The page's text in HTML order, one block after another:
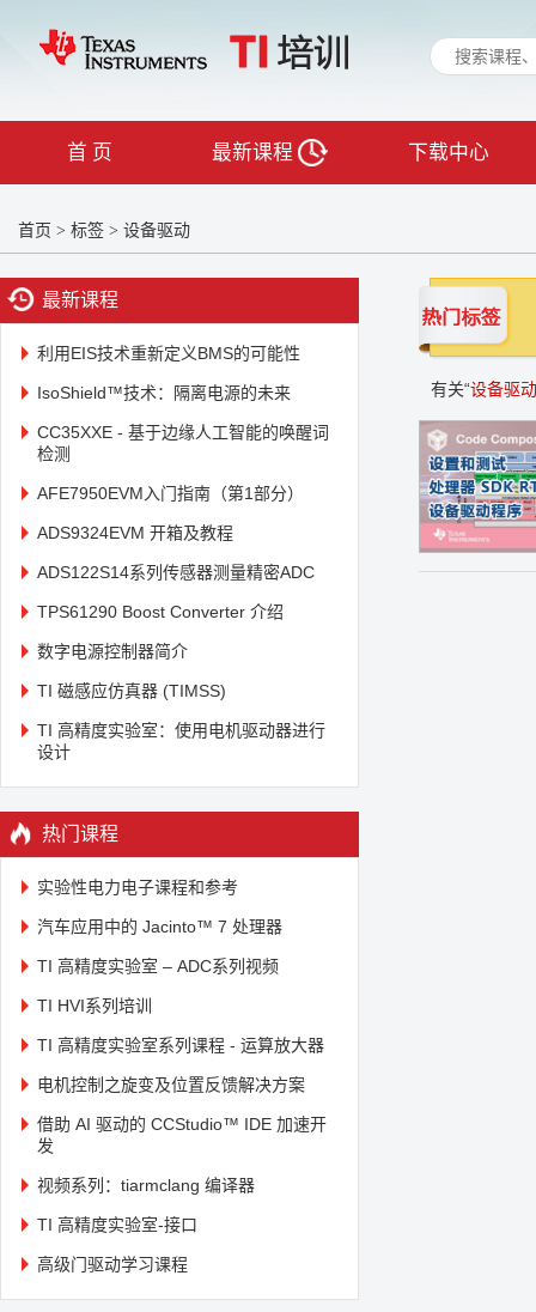
首 页 最新课程 下载中心
首页 > 标签 > 设备驱动
最新课程
利用EIS技术重新定义BMS的可能性
IsoShield™技术：隔离电源的未来
CC35XXE - 基于边缘人工智能的唤醒词
检测
AFE7950EVM入门指南（第1部分）
ADS9324EVM 开箱及教程
ADS122S14系列传感器测量精密ADC
TPS61290 Boost Converter 介绍
数字电源控制器简介
TI 磁感应仿真器 (TIMSS)
TI 高精度实验室：使用电机驱动器进行
设计
热门课程
实验性电力电子课程和参考
汽车应用中的 Jacinto™ 7 处理器
TI 高精度实验室 – ADC系列视频
TI HVI系列培训
TI 高精度实验室系列课程 - 运算放大器
电机控制之旋变及位置反馈解决方案
借助 AI 驱动的 CCStudio™ IDE 加速开
发
视频系列：tiarmclang 编译器
TI 高精度实验室-接口
高级门驱动学习课程
有关“设备驱动